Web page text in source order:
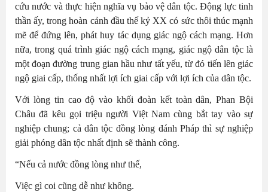
cứu nước và thực hiện nghĩa vụ bảo vệ dân tộc. Động lực tinh
thần ấy, trong hoàn cảnh đầu thế kỷ XX có sức thôi thúc mạnh
mẽ để đứng lên, phát huy tác dụng giác ngộ cách mạng. Hơn
nữa, trong quá trình giác ngộ cách mạng, giác ngộ dân tộc là
một đoạn đường trung gian hầu như tất yếu, từ đó tiến lên giác
ngộ giai cấp, thống nhất lợi ích giai cấp với lợi ích của dân tộc.
Với lòng tin cao độ vào khối đoàn kết toàn dân, Phan Bội
Châu đã kêu gọi triệu người Việt Nam cùng bắt tay vào sự
nghiệp chung; cả dân tộc đồng lòng đánh Pháp thì sự nghiệp
giải phóng dân tộc nhất định sẽ thành công.
“Nếu cả nước đồng lòng như thế,
Việc gì coi cũng dễ như không.